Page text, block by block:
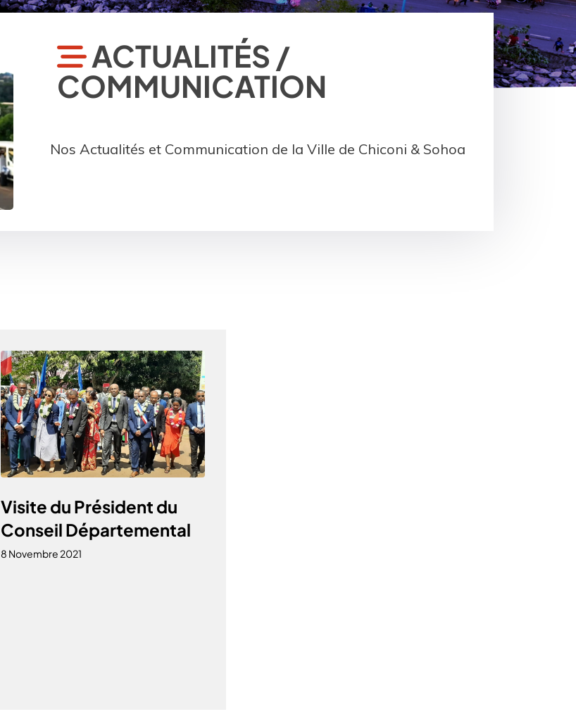
ACTUALITÉS /
COMMUNICATION
Nos Actualités et Communication de la Ville de Chiconi & Sohoa
Visite du Président du
Conseil Départemental
8 Novembre 2021